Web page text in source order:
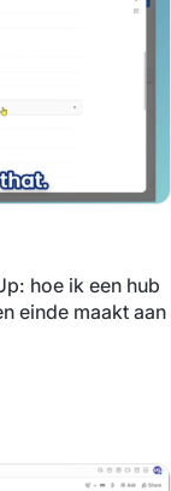
hoe ik een hub
einde maakt aan